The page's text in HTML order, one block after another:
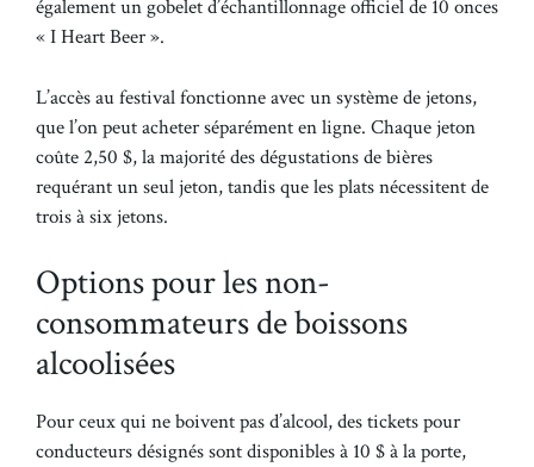
également un gobelet d’échantillonnage officiel de 10 onces
« I Heart Beer ».
L’accès au festival fonctionne avec un système de jetons,
que l’on peut acheter séparément en ligne. Chaque jeton
coûte 2,50 $, la majorité des dégustations de bières
requérant un seul jeton, tandis que les plats nécessitent de
trois à six jetons.
Options pour les non-
consommateurs de boissons
alcoolisées
Pour ceux qui ne boivent pas d’alcool, des tickets pour
conducteurs désignés sont disponibles à 10 $ à la porte,